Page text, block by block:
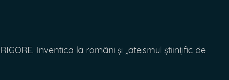
Inventica la români și „ateismul științific de